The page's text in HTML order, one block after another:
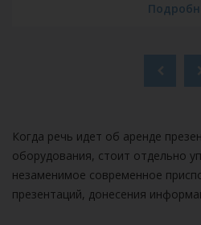
Когда речь идет об аренде
оборудования, стоит отдельно
незаменимое современное
презентаций, донесения